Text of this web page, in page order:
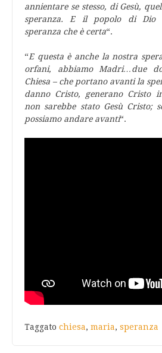
annientare se stesso, di Gesù,
speranza. E il popolo di Dio
speranza che è certa“.
“E questa è anche la nostra
orfani, abbiamo Madri…due
Chiesa – che portano avanti la
danno Cristo, generano Cristo
non sarebbe stato Gesù Cristo;
possiamo andare avanti“.
Taggato chiesa, maria, speranza